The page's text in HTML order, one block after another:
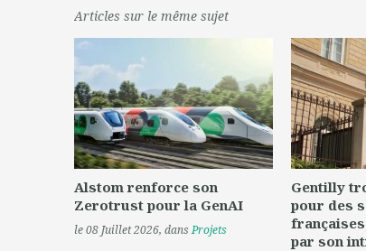
Articles sur le même sujet
Alstom renforce son
Zerotrust pour la GenAI
le 08 Juillet 2026, dansProjets
Gentilly
pour des
par son